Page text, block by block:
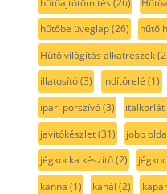
hűtőbe üveglap(26) hűtő
Hűtő világítás alkatrészek
illatosító(3) indítórelé (1)
ipari porszívó(3) italkorlát
javítókészlet(31) jobb
jégkocka készítő(2)
kanna (1) kanál (2)